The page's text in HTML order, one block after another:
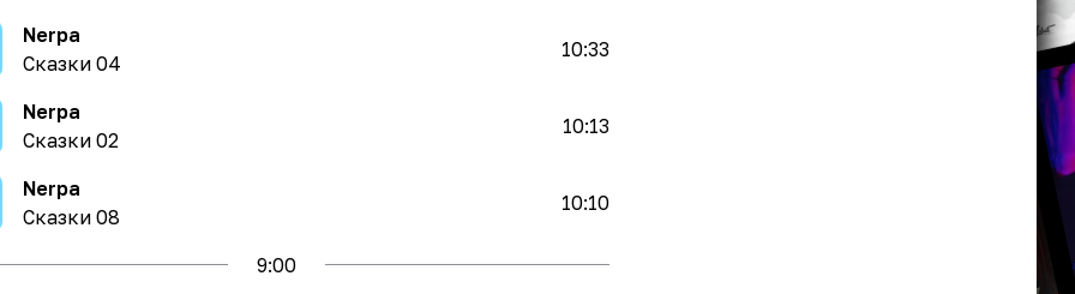
Nerpa
Сказки 04
10:33
Nerpa
Сказки 02
10:13
Nerpa
Сказки 08
10:10
9:00